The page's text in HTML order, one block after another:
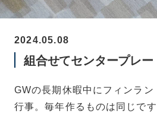
2024.05.08
組合せてセンタープレー
GWの長期休暇中にフィンラン
行事。毎年作るものは同じで